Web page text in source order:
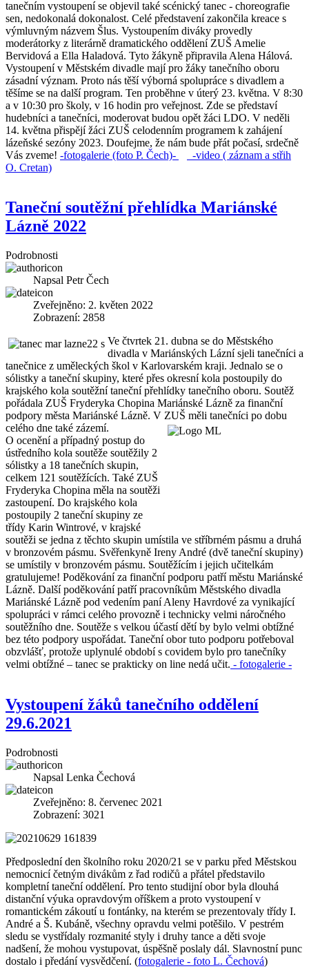
tanečním vystoupení se objevil také scénický tanec - choreografie
sen, nedokonalá dokonalost. Celé představení zakončila kreace s
výmluvným názvem Šlus. Vystoupením diváky provedly
moderátorky z literárně dramatického oddělení ZUŠ Amelie
Bervidová a Ella Haladová. Tyto žákyně připravila Alena Hálová.
Vystoupení v Městském divadle mají pro žáky tanečního oboru
zásadní význam. Proto nás těší výborná spolupráce s divadlem a
těšíme se na další program. Ten proběhne v úterý 23. května. V 8:30
a v 10:30 pro školy, v 16 hodin pro veřejnost. Zde se představí
hudebníci a tanečníci, moderovat budou opět žáci LDO. V neděli
14. května přispějí žáci ZUŠ celodenním programem k zahájení
lázeňské sezóny 2023. Doufejme, že nám bude přát počasí, srdečně
Vás zveme! -fotogalerie (foto P. Čech)-
-video ( záznam a střih
O. Cretan)
Taneční soutěžní přehlídka Mariánské
Lázně 2022
Podrobnosti
Napsal Petr Čech
Zveřejněno: 2. květen 2022
Zobrazení: 2858
Ve čtvrtek 21. dubna se do Městského
divadla v Mariánských Lázní sjeli tanečníci a
tanečnice z uměleckých škol v Karlovarském kraji. Jednalo se o
sólistky a taneční skupiny, které přes okresní kola postoupily do
krajského kola soutěžní taneční přehlídky tanečního oboru. Soutěž
pořádala ZUŠ Fryderyka Chopina Mariánské Lázně za finanční
podpory města Mariánské Lázně. V ZUŠ měli tanečníci po dobu
celého dne také zázemí.
O ocenění a případný postup do
ústředního kola soutěže soutěžily 2
sólistky a 18 tanečních skupin,
celkem 121 soutěžících. Také ZUŠ
Fryderyka Chopina měla na soutěži
zastoupení. Do krajského kola
postoupily 2 taneční skupiny ze
třídy Karin Wintrové, v krajské
soutěži se jedna z těchto skupin umístila ve stříbrném pásmu a druhá
v bronzovém pásmu. Svěřenkyně Ireny André (dvě taneční skupiny)
se umístily v bronzovém pásmu. Soutěžícím i jejich učitelkám
gratulujeme! Poděkování za finanční podporu patří městu Mariánské
Lázně. Další poděkování patří pracovníkům Městského divadla
Mariánské Lázně pod vedením paní Aleny Havrdové za vynikající
spolupráci v rámci celého provozně i technicky velmi náročného
soutěžního dne. Soutěže s velkou účastí dětí by bylo velmi obtížné
bez této podpory uspořádat. Taneční obor tuto podporu potřeboval
obzvlášť, protože uplynulé období s covidem bylo pro tanečníky
velmi obtížné – tanec se prakticky on line nedá učit. - fotogalerie -
Vystoupení žáků tanečního oddělení
29.6.2021
Podrobnosti
Napsal Lenka Čechová
Zveřejněno: 8. červenec 2021
Zobrazení: 3021
Předposlední den školního roku 2020/21 se v parku před Městskou
nemocnicí četným divákům z řad rodičů a přátel představilo
kompletní taneční oddělení. Pro tento studijní obor byla dlouhá
distanční výuka opravdovým oříškem a proto vystoupení v
romantickém zákoutí u fontánky, na kterém se prezentovaly třídy I.
André a Š. Kubáně, všechny opravdu velmi potěšilo. V pestrém
sledu se vystřídaly rozmanité styly i druhy tance a děti svoje
nadšení, že mohou vystupovat, úspěšně poslaly dál. Slavnostní punc
dostalo i předání vysvědčení. (fotogalerie - foto L. Čechová)